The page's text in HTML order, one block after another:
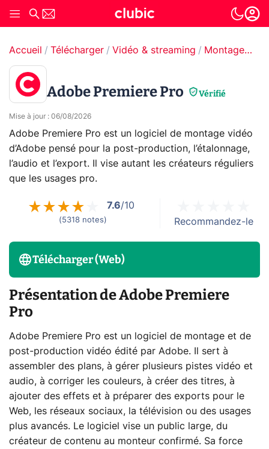
Accueil Télécharger Vidéo & streaming Montage & Edition
Adobe Premiere Pro Vérifié
Mise à jour : 06/08/2026
Adobe Premiere Pro est un logiciel de montage vidéo
d’Adobe pensé pour la post-production, l’étalonnage,
l’audio et l’export. Il vise autant les créateurs réguliers
que les usages pro.
7.6/10
(5318 notes) Recommandez-le
Télécharger (Web)
Présentation de Adobe Premiere
Pro
Adobe Premiere Pro est un logiciel de montage et de
post-production vidéo édité par Adobe. Il sert à
assembler des plans, à gérer plusieurs pistes vidéo et
audio, à corriger les couleurs, à créer des titres, à
ajouter des effets et à préparer des exports pour le
Web, les réseaux sociaux, la télévision ou des usages
plus avancés. Le logiciel vise un public large, du
créateur de contenu au monteur confirmé. Sa force